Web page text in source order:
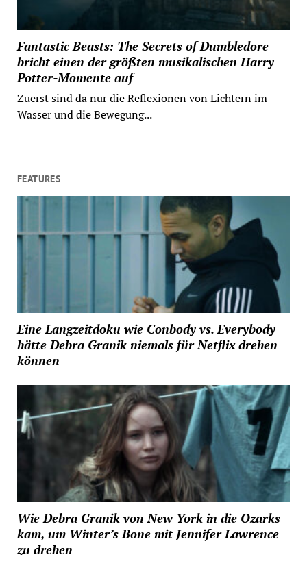
Fantastic Beasts: The Secrets of Dumbledore
bricht einen der größten musikalischen Harry
Potter-Momente auf
Zuerst sind da nur die Reflexionen von Lichtern im
Wasser und die Bewegung...
FEATURES
Eine Langzeitdoku wie Conbody vs. Everybody
hätte Debra Granik niemals für Netflix drehen
können
Wie Debra Granik von New York in die Ozarks
kam, um Winter’s Bone mit Jennifer Lawrence
zu drehen